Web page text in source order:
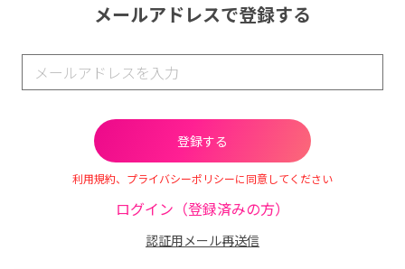
メールアドレスで登録する
利用規約、プライバシーポリシーに同意してください
ログイン（登録済みの方）
認証用メール再送信